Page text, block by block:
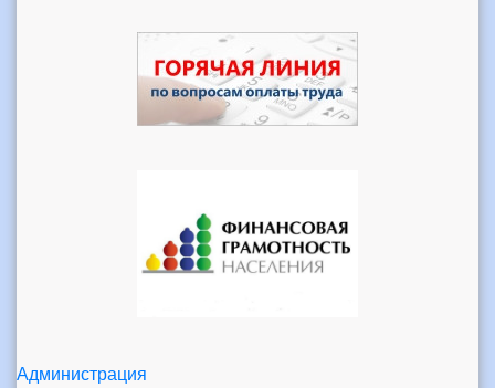
Администрация